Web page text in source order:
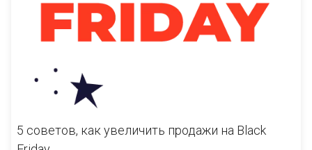
5 советов, как увеличить продажи на Black